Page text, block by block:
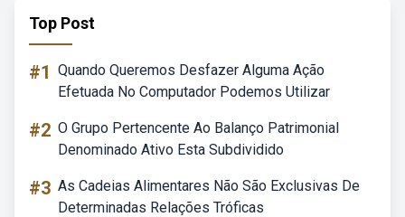
Top Post
#1 Quando Queremos Desfazer Alguma Ação
Efetuada No Computador Podemos Utilizar
#2 O Grupo Pertencente Ao Balanço Patrimonial
Denominado Ativo Esta Subdividido
#3 As Cadeias Alimentares Não São Exclusivas De
Determinadas Relações Tróficas